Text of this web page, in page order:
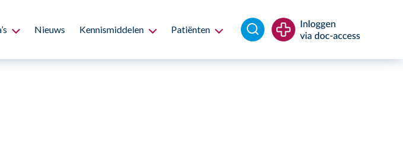
Nieuws Kennismiddelen Patiënten